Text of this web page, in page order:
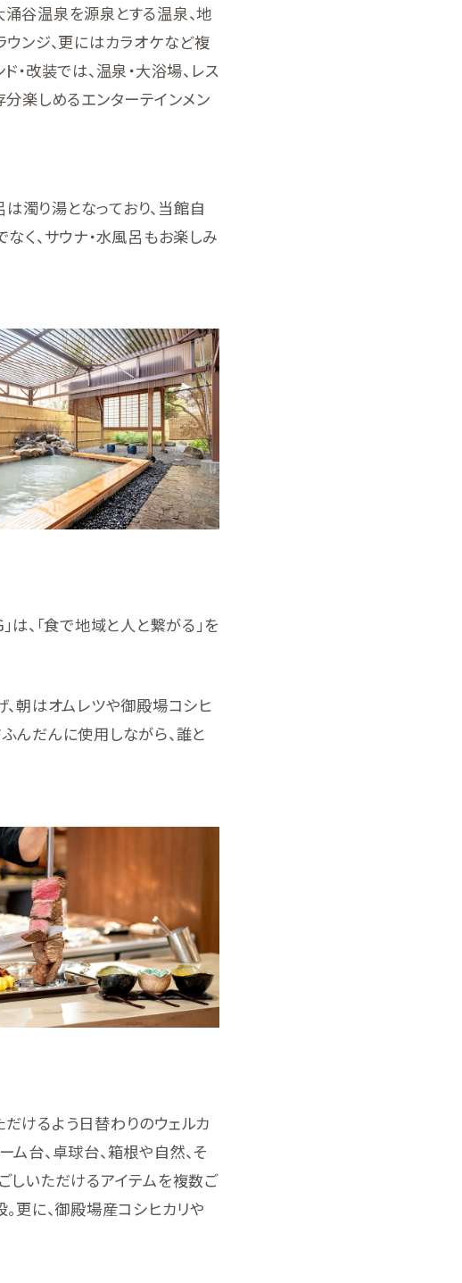
谷温泉を源泉とする温泉、地
ウンジ、更にはカラオケなど複
改装では、温泉・大浴場、レス
分楽しめるエンターテインメン
濁り湯となっており、当館自
く、サウナ・水風呂もお楽しみ
、「食で地域と人と繋がる」を
、朝はオムレツや御殿場コシヒ
んだんに使用しながら、誰と
けるよう日替わりのウェルカ
台、卓球台、箱根や自然、そ
しいただけるアイテムを複数ご
更に、御殿場産コシヒカリや